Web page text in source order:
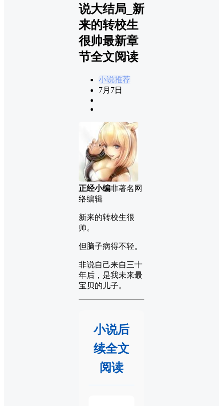
说大结局_新
来的转校生
很帅最新章
节全文阅读
小说推荐
7月7日
正经小编非著名网
络编辑
新来的转校生很
帅。
但脑子病得不轻。
非说自己来自三十
年后，是我未来最
宝贝的儿子。
小说后
续全文
阅读